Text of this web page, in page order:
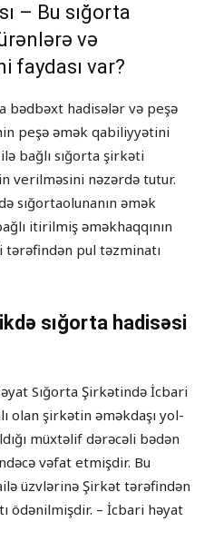
– Bu sığorta
və
faydası var?
bədbəxt hadisələr və peşə
peşə əmək qabiliyyətini
bağlı sığorta şirkəti
verilməsini nəzərdə tutur.
sığortaolunanın əmək
itirilmiş əməkhaqqının
tərəfindən pul təzminatı
sığorta hadisəsi
Sığorta Şirkətində İcbari
olan şirkətin əməkdaşı yol-
müxtəlif dərəcəli bədən
vəfat etmişdir. Bu
üzvlərinə Şirkət tərəfindən
ödənilmişdir. – İcbari həyat